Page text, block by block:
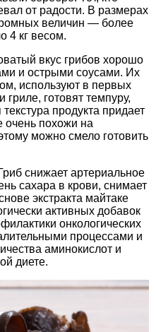
от радости. В размерах
величин — более
4 кг весом.
вкус грибов хорошо
и острыми соусами. Их
используют в первых
готовят темпуру,
продукта придает
очень похожи на
можно смело готовить
снижает артериальное
сахара в крови, снимает
экстракта майтаке
активных добавок
онкологических
процессами и
аминокислот и
диете.